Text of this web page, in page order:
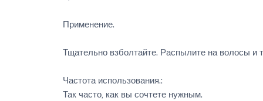
Применение.
Тщательно взболтайте. Распылите на волосы и
Частота использования.:
Так часто, как вы сочтете нужным.